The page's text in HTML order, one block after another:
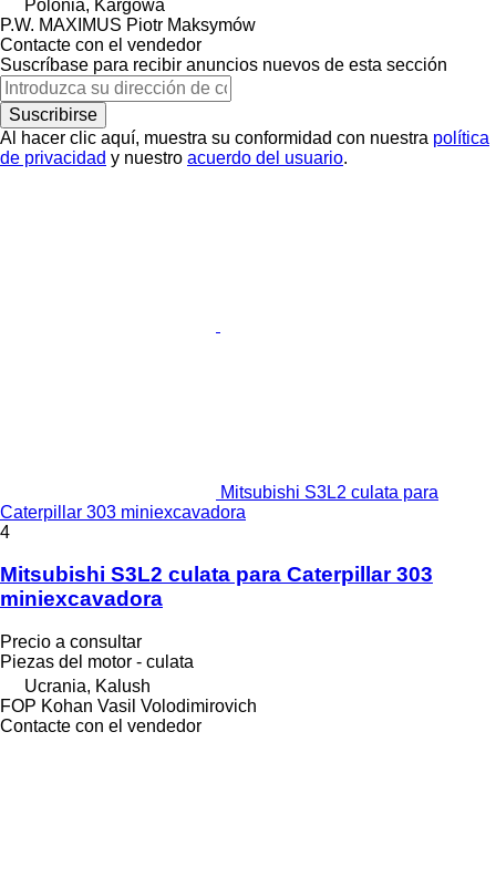
Polonia, Kargowa
P.W. MAXIMUS Piotr Maksymów
Contacte con el vendedor
Suscríbase para recibir anuncios nuevos de esta sección
Suscribirse
Al hacer clic aquí, muestra su conformidad con nuestra política
de privacidad y nuestro acuerdo del usuario.
Mitsubishi S3L2 culata para
Caterpillar 303 miniexcavadora
4
Mitsubishi S3L2 culata para Caterpillar 303
miniexcavadora
Precio a consultar
Piezas del motor - culata
Ucrania, Kalush
FOP Kohan Vasil Volodimirovich
Contacte con el vendedor